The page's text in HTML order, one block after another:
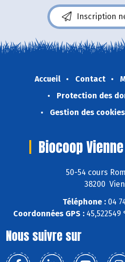
Inscription
Accueil Contact
Protection des
Gestion des cookies
Biocoop
50-54 cours
38200
Téléphone :04
Coordonnées GPS :45,522549
Nous suivre sur